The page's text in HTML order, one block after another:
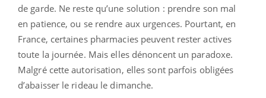
de garde. Ne reste qu’une solution : prendre son mal
en patience, ou se rendre aux urgences. Pourtant, en
France, certaines pharmacies peuvent rester actives
toute la journée. Mais elles dénoncent un paradoxe.
Malgré cette autorisation, elles sont parfois obligées
d’abaisser le rideau le dimanche.